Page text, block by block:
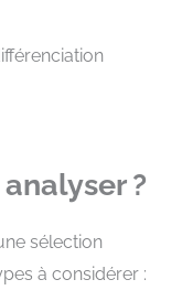
?
sélection
à considérer :